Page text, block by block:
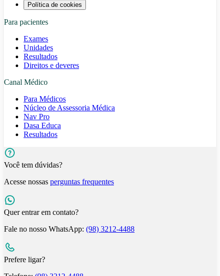
Política de cookies
Para pacientes
Exames
Unidades
Resultados
Direitos e deveres
Canal Médico
Para Médicos
Núcleo de Assessoria Médica
Nav Pro
Dasa Educa
Resultados
Você tem dúvidas?
Acesse nossas perguntas frequentes
Quer entrar em contato?
Fale no nosso WhatsApp: (98) 3212-4488
Prefere ligar?